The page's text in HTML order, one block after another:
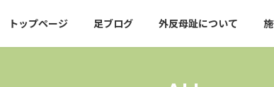
トップページ 足ブログ 外反母趾について